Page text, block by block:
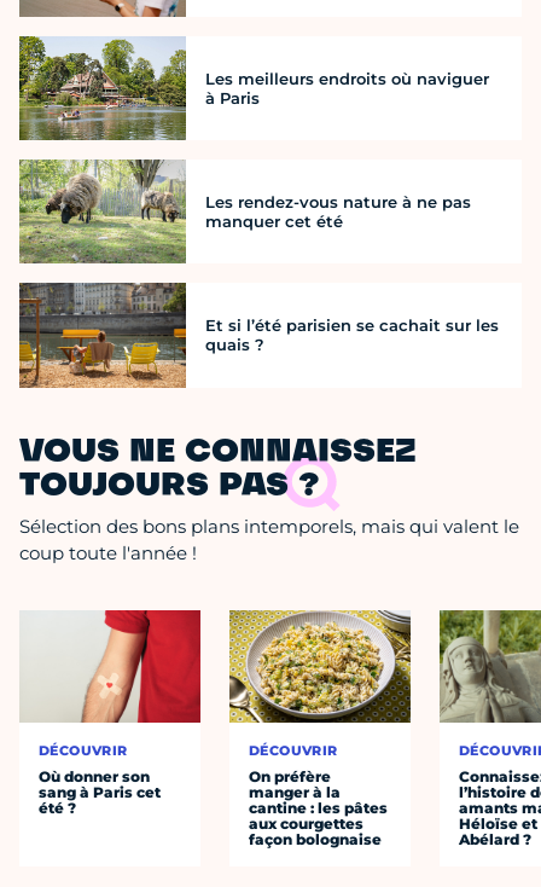
Les meilleurs endroits où naviguer
à Paris
Les rendez-vous nature à ne pas
manquer cet été
Et si l’été parisien se cachait sur les
quais ?
VOUS NE CONNAISSEZ
TOUJOURS PAS ?
Sélection des bons plans intemporels, mais qui valent le
coup toute l'année !
DÉCOUVRIR
Où donner son
sang à Paris cet
été ?
DÉCOUVRIR
On préfère
manger à la
cantine : les pâtes
aux courgettes
façon bolognaise
l’histoire
amants
Héloïse et
Abélard ?